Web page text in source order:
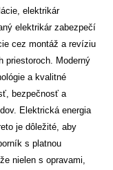
elektrikár
elektrikár zabezpečí
cez montáž a revíziu
priestoroch. Moderný
a kvalitné
bezpečnosť a
Elektrická energia
je dôležité, aby
s platnou
nielen s opravami,